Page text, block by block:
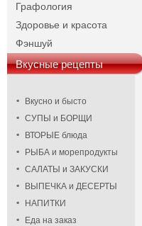
Графология
Здоровье и красота
Фэншуй
Вкусные рецепты
Вкусно и бысто
СУПЫ и БОРЩИ
ВТОРЫЕ блюда
РЫБА и морепродукты
САЛАТЫ и ЗАКУСКИ
ВЫПЕЧКА и ДЕСЕРТЫ
НАПИТКИ
Еда на заказ